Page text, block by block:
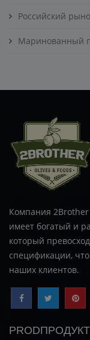
Российский
Маринованный
Компания 2Brother
имеет богатый и
который
спецификации,
наших клиентов.